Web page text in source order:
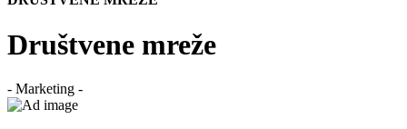
Društvene mreže
- Marketing -